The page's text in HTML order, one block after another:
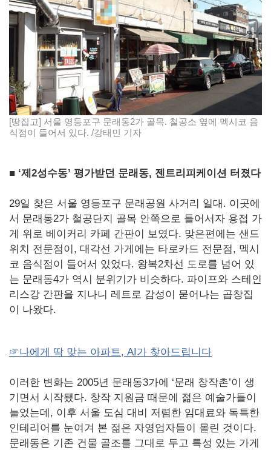
[땅집고] 서울 영등포구 문래동2가 골목. 철공소 옆에 멕시코 음
식점이 들어서 있다. /강태민 기자
■ ‘제2성수동’ 평가받던 문래동, 젠트리피케이션 터졌다
29일 찾은 서울 영등포구 문래공원 사거리 일대. 이곳에
서 문래동2가 철공단지 골목 안쪽으로 들어서자 용접 가
게 위로 베이커리 카페 간판이 보였다. 맞은편에는 샌드
위치 전문점이, 대각선 가게에는 타로카드 전문점, 멕시
코 음식점이 들어서 있었다. 왕복2차선 도로를 넘어 있
는 문래동4가 역시 분위기가 비슷하다. 파이프와 스테인
리스강 간판을 지나니 레트로 감성이 묻어나는 곱창집
이 나왔다.
☞나에게 딱 맞는 아파트, AI가 찾아드립니다
이러한 변화는 2005년 문래동3가에 ‘문래 창작촌’이 생
기면서 시작됐다. 창작 지원금 때문에 젊은 예술가들이
늘었는데, 이후 서울 도심 대비 저렴한 임대료와 독특한
인테리어를 눈여겨 본 젊은 자영업자들이 몰린 것이다.
문래동은 기존 건물 골조를 그대로 두고 특성 있는 가게